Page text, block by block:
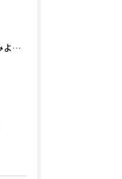
初心者でもやってみよう、格闘技でダイエット、脂肪燃焼🔥